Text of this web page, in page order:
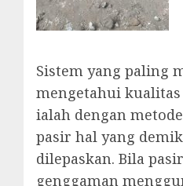
Sistem yang paling
mengetahui
ialah dengan
pasir hal yang
dilepaskan. Bila
genggaman